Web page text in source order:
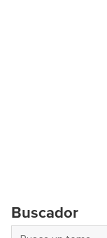
Buscador